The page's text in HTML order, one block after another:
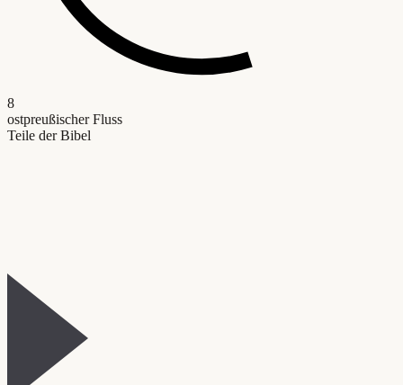
8
ostpreußischer Fluss
Teile der Bibel